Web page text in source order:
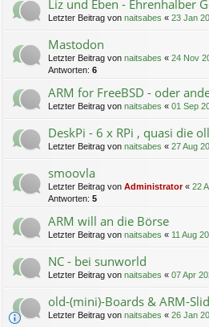
Liz und Eben - Ehrenhalber
Letzter Beitrag von naitsabes « 23 Jan
Mastodon
Letzter Beitrag von naitsabes « 24 Nov
Antworten: 6
ARM for FreeBSD - oder
Letzter Beitrag von naitsabes « 01 Sep
DeskPi - 6 x RPi , quasi die
Letzter Beitrag von naitsabes « 27 Aug
smoovla
Letzter Beitrag von Administrator« 22
Antworten: 5
ARM will an die Börse
Letzter Beitrag von naitsabes « 11 Aug
NC - bei sunworld
Letzter Beitrag von naitsabes « 07 Apr
old-(mini)-Boards & ARM-
Letzter Beitrag von naitsabes « 26 Jan